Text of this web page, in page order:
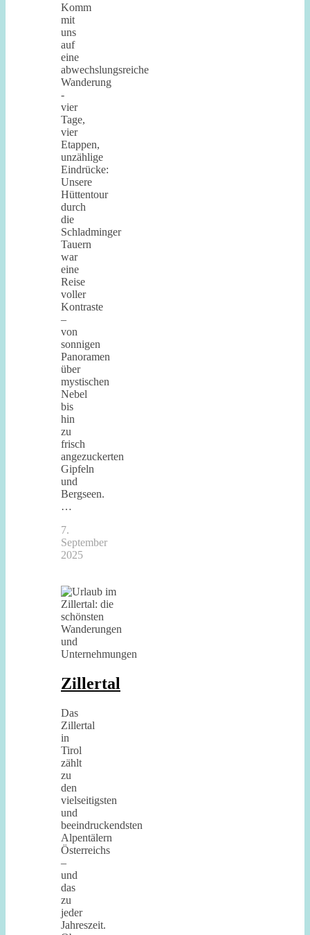
Komm
mit
uns
auf
eine
abwechslungsreiche
Wanderung
-
vier
Tage,
vier
Etappen,
unzählige
Eindrücke:
Unsere
Hüttentour
durch
die
Schladminger
Tauern
war
eine
Reise
voller
Kontraste
–
von
sonnigen
Panoramen
über
mystischen
Nebel
bis
hin
zu
frisch
angezuckerten
Gipfeln
und
Bergseen.
…
7.
September
2025
Zillertal
Das
Zillertal
in
Tirol
zählt
zu
den
vielseitigsten
und
beeindruckendsten
Alpentälern
Österreichs
–
und
das
zu
jeder
Jahreszeit.